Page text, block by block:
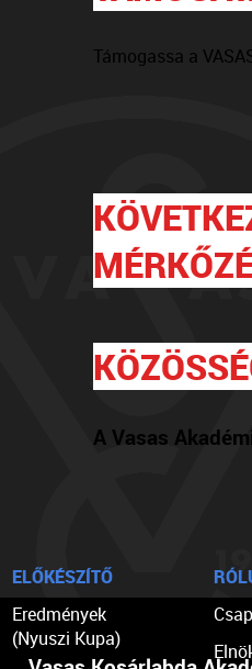
Támogassa a
A Vasas
ELŐKÉSZÍTŐ
Eredmények
(Nyuszi Kupa)